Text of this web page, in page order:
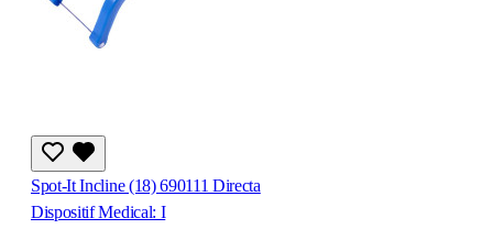
Spot-It Incline (18) 690111 Directa
Dispositif Medical: I